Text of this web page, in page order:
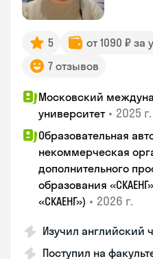
5 от 1090 ₽ за
7 отзывов
Московский
университет • 2025 г.
Образовательная
некоммерческая
дополнительного
образования
«СКАЕНГ») • 2026 г.
Изучил английский
Поступил на